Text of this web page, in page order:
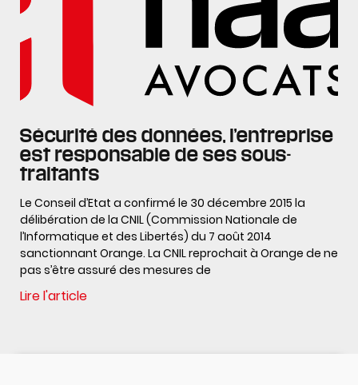
Sécurité des données, l’entreprise
est responsable de ses sous-
traitants
Le Conseil d’Etat a confirmé le 30 décembre 2015 la
délibération de la CNIL (Commission Nationale de
l’Informatique et des Libertés) du 7 août 2014
sanctionnant Orange. La CNIL reprochait à Orange de ne
pas s’être assuré des mesures de
Lire l'article